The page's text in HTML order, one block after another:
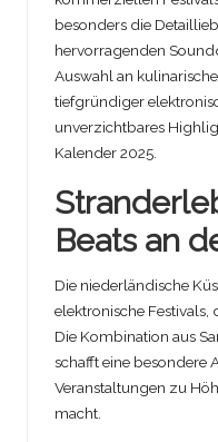
besonders die
hervorragenden
Auswahl an
tiefgründiger
unverzichtbares
Kalender 2025.
Beats an
Die niederländische
elektronische Festivals,
Die Kombination aus
schafft eine besondere
Veranstaltungen zu
macht.